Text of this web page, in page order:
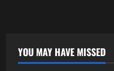
YOU MAY HAVE MISSED